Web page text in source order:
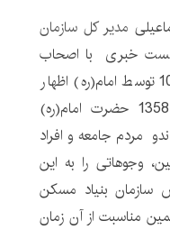
مدیر کل سازمان
خبری با اصحاب
رسانه با اشاره به افتتاح حساب 100 توسط امام(ره) اظهار
داشت: در 21 فرودین ماه سال 1358 حضرت امام(ره)
مردم جامعه و افراد
وجوهاتی را به این
سازمان بنیاد مسکن
مناسبت از آن زمان